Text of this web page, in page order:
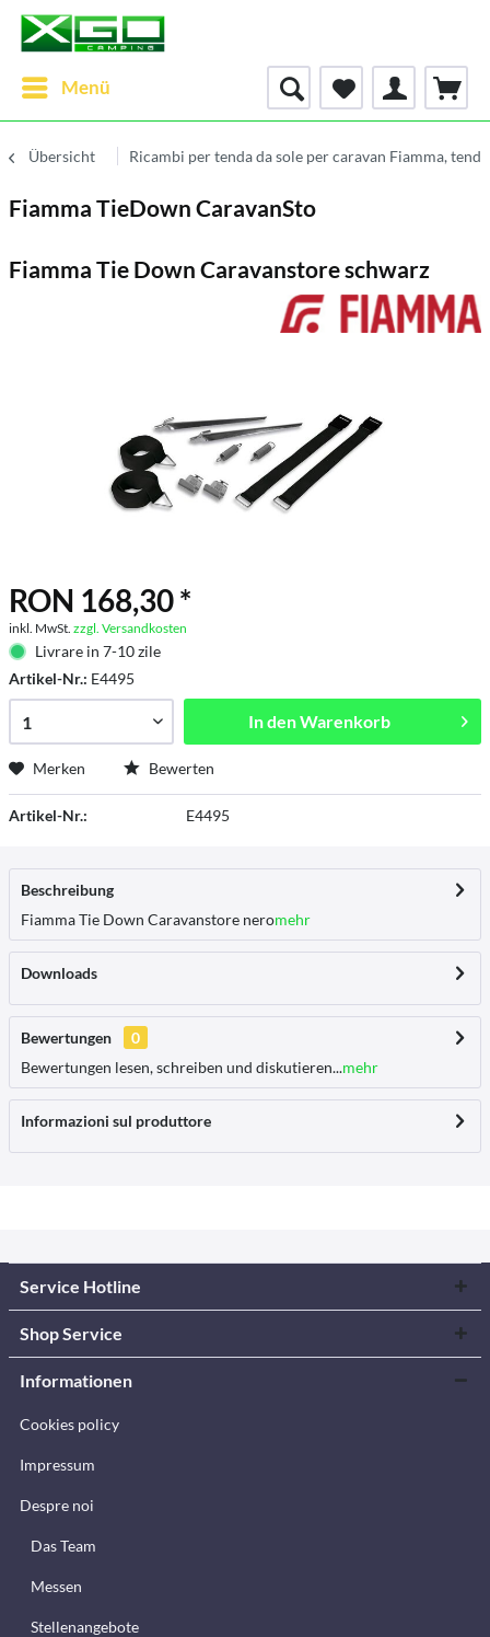
Menü
Übersicht Ricambi per tenda da sole per caravan Fiamma,
Fiamma TieDown CaravanSto
Fiamma Tie Down Caravanstore schwarz
RON 168,30 *
inkl. MwSt. zzgl. Versandkosten
Livrare in 7-10 zile
Artikel-Nr.: E4495
In denWarenkorb
Merken Bewerten
Artikel-Nr.: E4495
Beschreibung
Fiamma Tie Down Caravanstore neromehr
Downloads
Bewertungen
0
Bewertungen lesen, schreiben und diskutieren...mehr
Informazioni sul produttore
Service Hotline
Shop Service
Informationen
Cookies policy
Impressum
Despre noi
Das Team
Messen
Stellenangebote